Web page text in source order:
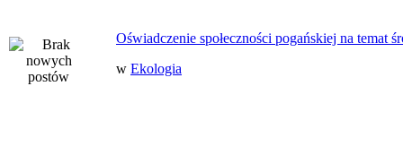
Oświadczenie społeczności pogańskiej na temat
w Ekologia